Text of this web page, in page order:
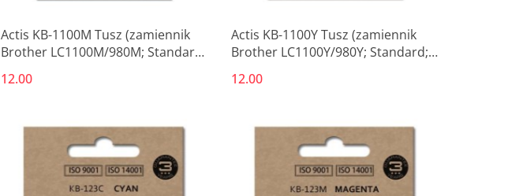
Actis KB-1100M Tusz (zamiennik
Brother LC1100M/980M; Standard;
12.00
Actis KB-1100Y Tusz (zamiennik
Brother LC1100Y/980Y; Standard;
12.00